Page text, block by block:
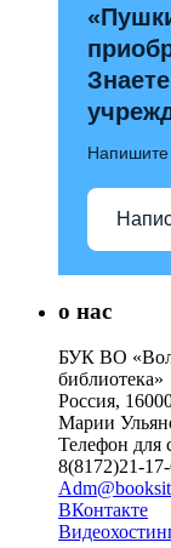
о нас
БУК ВО
библиотека»
Россия,
Марии
Телефон для
8(8172)21-
ВКонтакте